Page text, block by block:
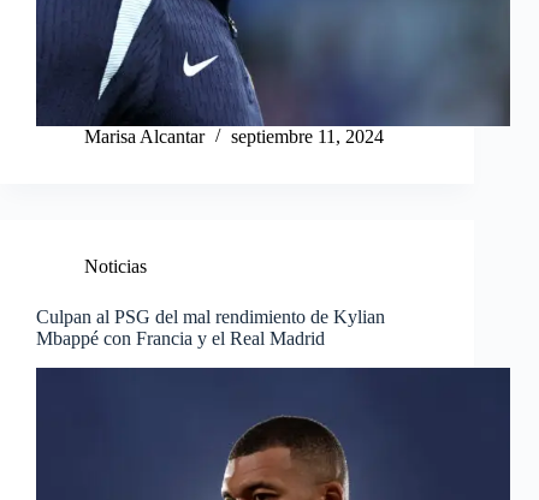
Marisa Alcantar septiembre 11, 2024
Noticias
Culpan al PSG del mal rendimiento de Kylian
Mbappé con Francia y el Real Madrid